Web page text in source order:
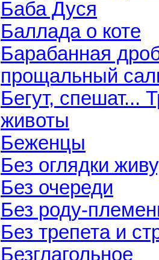
Баба Дуся
Баллада о коте
Барабанная
прощальный
Бегут, спешат...
животы
Беженцы
Без оглядки
Без очереди
Без роду-
Без трепета и
Безглагольное